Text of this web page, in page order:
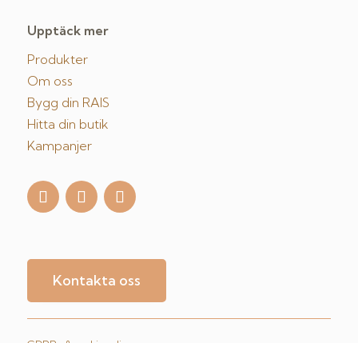
Upptäck mer
Produkter
Om oss
Bygg din RAIS
Hitta din butik
Kampanjer
Kontakta oss